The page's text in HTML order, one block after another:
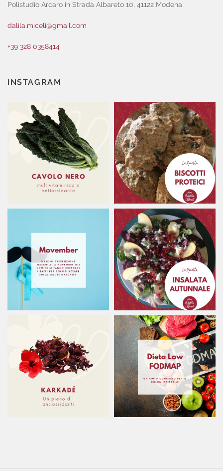
Polistudio Arcaro in Strada Albareto 10, 41122 Modena
dalila.miceli@gmail.com
+39 328 0358414
INSTAGRAM